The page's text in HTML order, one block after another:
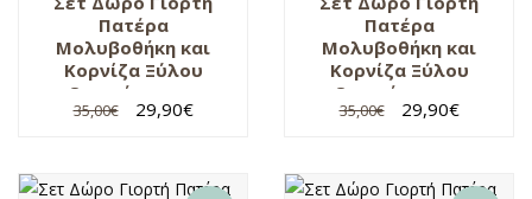
Πατέρα
Μολυβοθήκη και
Κορνίζα Ξύλου
Οικογένεια με
Αφιέρωση – Κορίτσι
35,00€ 29,90€
Πατέρα
Μολυβοθήκη και
Κορνίζα Ξύλου
Οικογένεια με
Αφιέρωση – 2
35,00€ 29,90€